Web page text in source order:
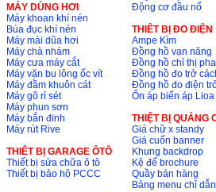
MÁY DÙNG HƠI
Máy khoan khí nén
Búa đục khí nén
Máy mài dũa hơi
Máy chà nhám
Máy cưa máy cắt
Máy vặn bu lông ốc vít
Máy đầm khuôn cát
Máy gõ rỉ sét
Máy phun sơn
Máy bắn đinh
Máy rút Rive
THIÊT BỊ GARAGE ÔTÔ
Thiết bị sửa chữa ô tô
Thiết bị bảo hộ PCCC
Động cơ đầu nổ
THIÊT BỊ ĐO ĐIỆN
Ampe Kìm
Đồng hồ vạn năng
Đồng hồ chỉ thị pha
Đồng hồ đo trở
Đồng hồ đo điện
Ổn áp biến áp Lioa
THIỆT BỊ QUẢNG
Giá chữ x standy
Giá cuốn banner
Khung backdrop
Kệ để brochure
Quầy bán hàng
Bảng menu chỉ dẫn